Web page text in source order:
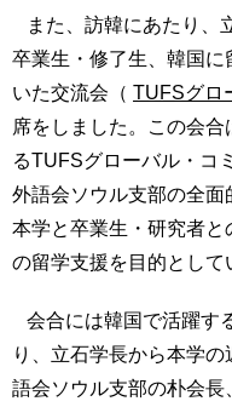
報
組
織
お
問
い
わ
交
通
域
の
教
職
員
用
また、訪韓にあたり、
卒業生・修了生、韓国
いた交流会（ TUFSグロ
席をしました。この会
るTUFSグローバル・コ
外語会ソウル支部の全面
本学と卒業生・研究者
の留学支援を目的として
会合には韓国で活躍す
り、立石学長から本学
語会ソウル支部の朴会